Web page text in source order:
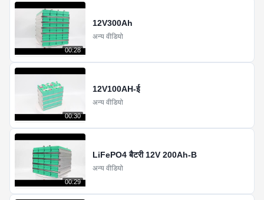
00:28
12V300Ah
अन्य वीडियो
00:30
12V100AH-ई
अन्य वीडियो
00:29
LiFePO4 बैटरी 12V 200Ah-B
अन्य वीडियो